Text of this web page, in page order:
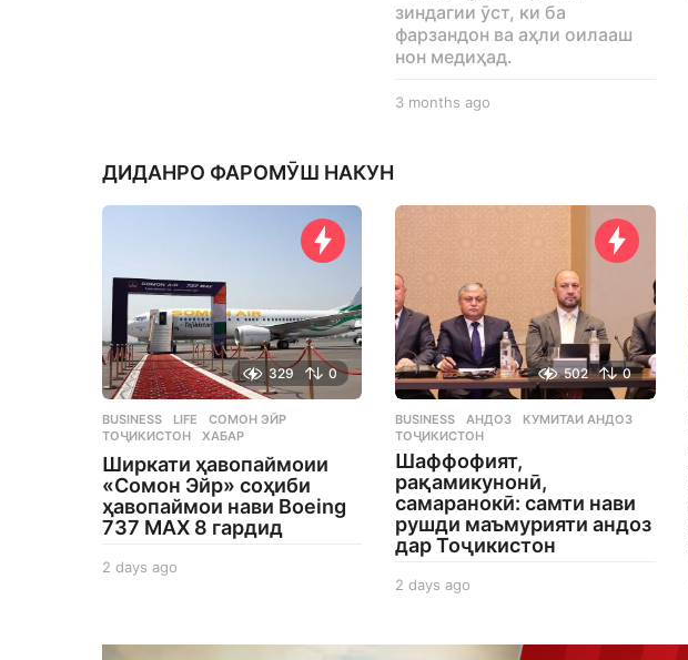
зиндагии ӯст, ки ба
фарзандон ва аҳли оилааш
нон медиҳад.
3 months ago
h
ДИДАНРО ФАРОМӮШ НАКУН
329 0
BUSINESS ,LIFE СОМОН ЭЙР
ТОҶИКИСТОН
,ХАБАР
Ширкати ҳавопаймоии
«Сомон Эйр» соҳиби
ҳавопаймои нави Boeing
737 MAX 8 гардид
2 days ago
502 0
BUSINESS АНДОЗ ,КУМИТАИ АНДОЗ
ТОҶИКИСТОН
Шаффофият,
рақамикунонӣ,
самаранокӣ: самти нави
рушди маъмурияти андоз
дар Тоҷикистон
2 days ago
y